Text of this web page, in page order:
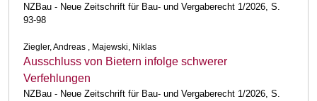
NZBau - Neue Zeitschrift für Bau- und Vergaberecht 1/2026, S.
93-98
Ziegler, Andreas , Majewski, Niklas
Ausschluss von Bietern infolge schwerer
Verfehlungen
NZBau - Neue Zeitschrift für Bau- und Vergaberecht 1/2026, S.